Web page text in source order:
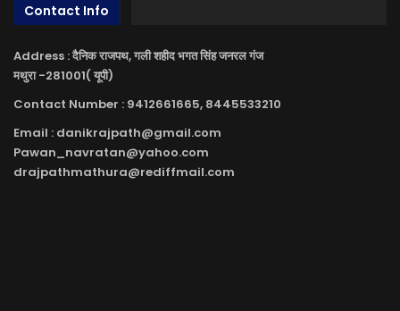
Contact Info
Address : दैनिक राजपथ, गली शहीद भगत सिंह जनरल गंज
मथुरा -281001( यूपी)
Contact Number : 9412661665, 8445533210
Email : danikrajpath@gmail.com
Pawan_navratan@yahoo.com
drajpathmathura@rediffmail.com